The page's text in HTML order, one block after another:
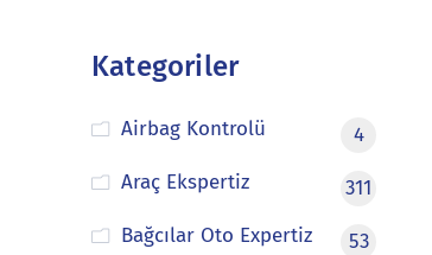
Kategoriler
Airbag Kontrolü
4
Araç Ekspertiz
311
Bağcılar Oto Expertiz
53